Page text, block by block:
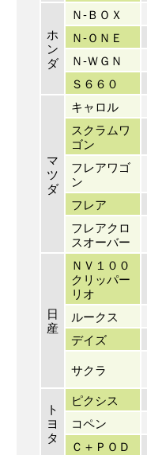
ホ
ン
ダ
Ｎ-ＢＯＸ
Ｎ-ＯＮＥ
Ｎ-ＷＧＮ
Ｓ６６０
マ
ツ
ダ
キャロル
スクラムワ
ゴン
フレアワゴ
ン
フレア
フレアクロ
スオーバー
日
産
ＮＶ１００
クリッパー
リオ
ルークス
デイズ
サクラ
ト
ヨ
タ
ピクシス
コペン
Ｃ＋ＰＯＤ